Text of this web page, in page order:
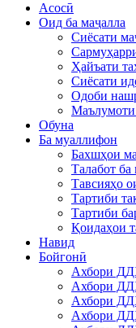
Асосӣ
Оид ба маҷалла
Сиёсати
Ҳайъати
Сиёсати
Одоби
Маълумоти
Обуна
Ба муаллифон
Бахшҳои
Талабот ба
Тавсияҳо
Тартиби
Тартиби
Қоидаҳои
Навид
Бойгонӣ
Ахбори
Ахбори
Ахбори
Ахбори